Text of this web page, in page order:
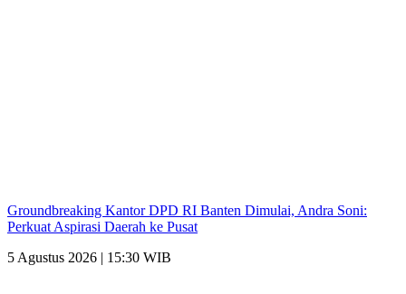
Groundbreaking Kantor DPD RI Banten Dimulai, Andra Soni:
Perkuat Aspirasi Daerah ke Pusat
5 Agustus 2026 | 15:30 WIB